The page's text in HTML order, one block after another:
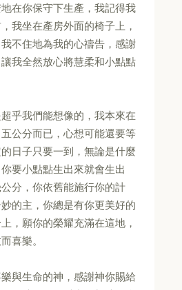
在你保守下生產，我記得我
我坐在產房外面的椅子上，
不住地為我的心禱告，感謝
我全然放心將慧柔和小點點
乎我們能想像的，我本來在
公分而已，心想可能還要等
日子只要一到，無論是什麼
要小點點生出來就會生出
分，你依舊能施行你的計
的主，你總是有你更美好的
，願你的榮耀充滿在這地，
喜樂。
與生命的神，感謝神你賜給